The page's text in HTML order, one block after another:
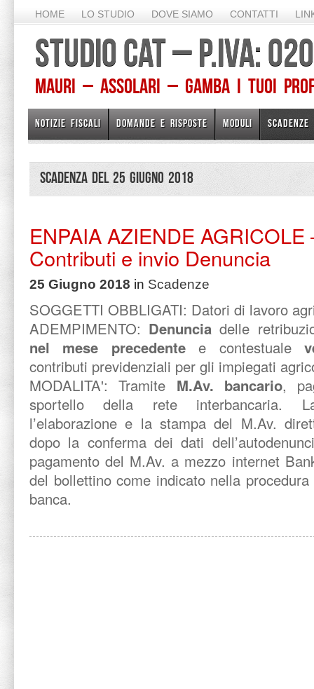
HOME LO STUDIO DOVE SIAMO CONTATTI
STUDIO CAT – P.IVA:
Mauri – Assolari – Gamba I TUOI
NOTIZIE FISCALI DOMANDE E RISPOSTE MODULI SCADENZE
Scadenza del 25 Giugno 2018
ENPAIA AZIENDE AGRICOLE
Contributi e invio Denuncia
25 Giugno 2018 in Scadenze
SOGGETTI OBBLIGATI: Datori di lavoro
ADEMPIMENTO: Denunciadelle
nel mese precedentee contestuale
contributi previdenziali per gli impiegati
MODALITA': Tramite M.Av. bancario,
sportello della rete interbancaria.
l’elaborazione e la stampa del M.Av.
dopo la conferma dei dati
pagamento del M.Av. a mezzo internet
del bollettino come indicato nella
banca.